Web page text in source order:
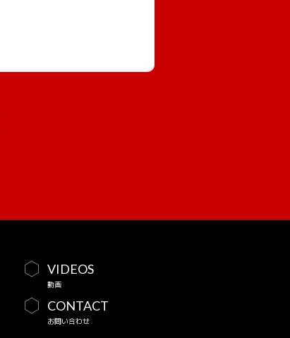
VIDEOS
動画
CONTACT
お問い合わせ